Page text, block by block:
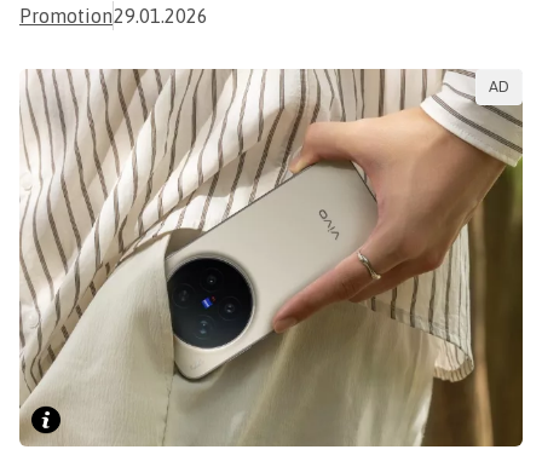
Promotion29.01.2026
AD